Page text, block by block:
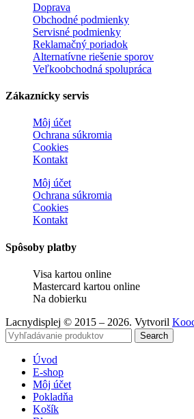
Doprava
Obchodné podmienky
Servisné podmienky
Reklamačný poriadok
Alternatívne riešenie sporov
Veľkoobchodná spolupráca
Zákaznícky servis
Môj účet
Ochrana súkromia
Cookies
Kontakt
Môj účet
Ochrana súkromia
Cookies
Kontakt
Spôsoby platby
Visa kartou online
Mastercard kartou online
Na dobierku
Lacnydisplej © 2015 – 2026. Vytvoril
Search
Úvod
E-shop
Môj účet
Pokladňa
Košík